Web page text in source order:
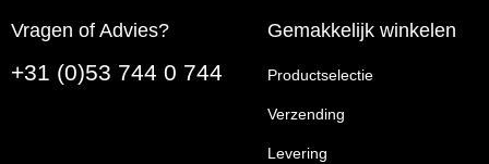
Vragen of Advies?
+31 (0)53 744 0 744
Gemakkelijk winkelen
Productselectie
Verzending
Levering